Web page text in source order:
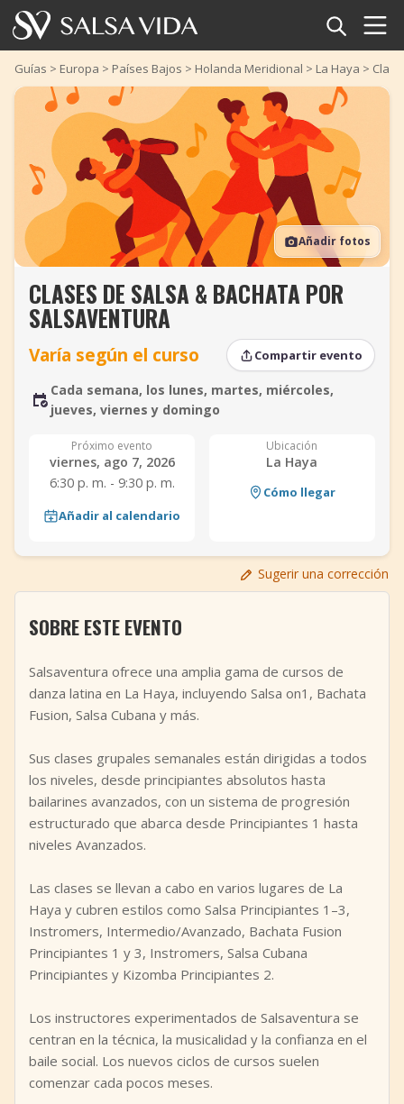
Inicio
Eventos
Noticias
Artículos
Videos
Glosario
TuneTempo
Guías > Europa > Países Bajos > Holanda Meridional > La Haya >
Añadir fotos
CLASES DE SALSA & BACHATA POR
SALSAVENTURA
Varía según el curso Compartir evento
Cada semana, los lunes, martes, miércoles,
jueves, viernes y domingo
Próximo evento
viernes, ago 7, 2026
6:30 p. m. - 9:30 p. m.
Añadir al calendario
Ubicación
La Haya
Cómo llegar
Sugerir una corrección
SOBRE ESTE EVENTO
Salsaventura ofrece una amplia gama de cursos de
danza latina en La Haya, incluyendo Salsa on1, Bachata
Fusion, Salsa Cubana y más.
Sus clases grupales semanales están dirigidas a todos
los niveles, desde principiantes absolutos hasta
bailarines avanzados, con un sistema de progresión
estructurado que abarca desde Principiantes 1 hasta
niveles Avanzados.
Las clases se llevan a cabo en varios lugares de La
Haya y cubren estilos como Salsa Principiantes 1–3,
Instromers, Intermedio/Avanzado, Bachata Fusion
Principiantes 1 y 3, Instromers, Salsa Cubana
Principiantes y Kizomba Principiantes 2.
Los instructores experimentados de Salsaventura se
centran en la técnica, la musicalidad y la confianza en el
baile social. Los nuevos ciclos de cursos suelen
comenzar cada pocos meses.